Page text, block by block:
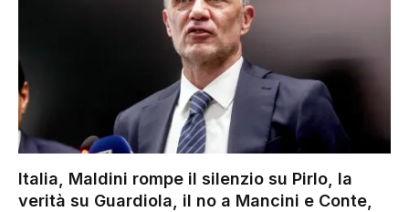
Italia, Maldini rompe il silenzio su Pirlo, la
verità su Guardiola, il no a Mancini e Conte,